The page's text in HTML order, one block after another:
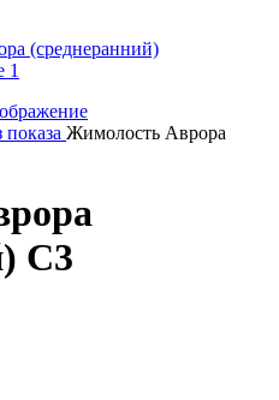
Жимолость Аврора
С3